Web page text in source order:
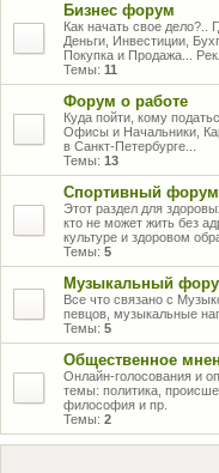
Бизнес форум
Как начать свое дело?..
Деньги, Инвестиции,
Покупка и Продажа...
Темы: 11
Форум о работе
Куда пойти, кому
Офисы и Начальники,
в Санкт-Петербурге...
Темы: 13
Спортивный форум
Этот раздел для
кто не может жить без
культуре и здоровом
Темы: 5
Музыкальный
Все что связано с
певцов, музыкальные
Темы: 5
Общественное
Онлайн-голосования и
темы: политика,
философия и пр.
Темы: 2